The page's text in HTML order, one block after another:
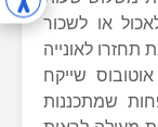
או לשכור
לאונייה
שייקח
שמתכננות